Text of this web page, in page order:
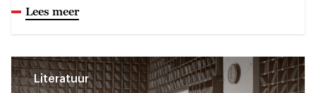
Lees meer
Literatuur